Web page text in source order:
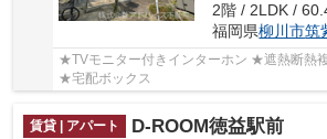
2階 / 2LDK /
福岡県柳川市筑
★TVモニター付きインターホン ★遮熱断熱
★宅配ボックス
賃貸 | アパート D-ROOM徳益駅前